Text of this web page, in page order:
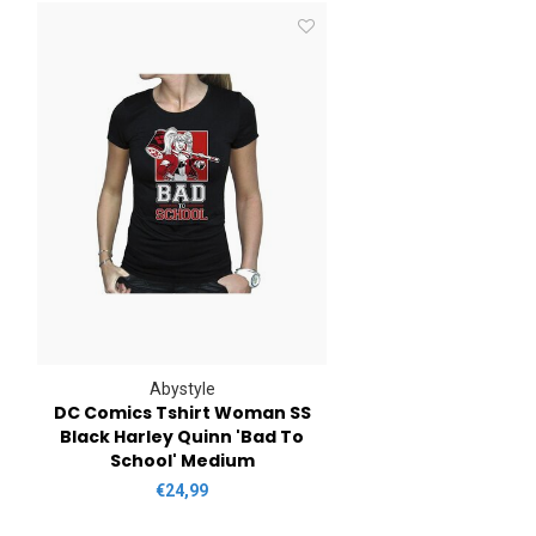
Abystyle
DC Comics Tshirt Woman SS
Black Harley Quinn 'Bad To
School' Medium
€24,99